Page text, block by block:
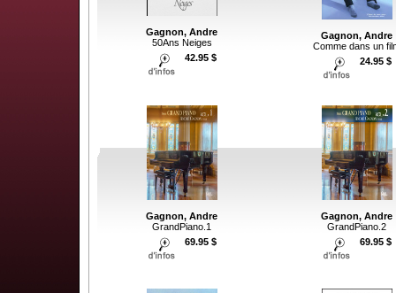
Gagnon, Andre
50Ans Neiges
42.95 $
Gagnon, Andre
Comme dans un
24.95 $
Gagnon, Andre
GrandPiano.1
69.95 $
Gagnon, Andre
GrandPiano.2
69.95 $